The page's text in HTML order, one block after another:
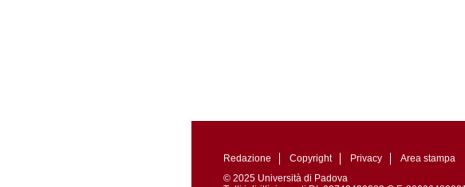
Redazione Copyright Privacy
Area stampa
© 2025 Università di Padova